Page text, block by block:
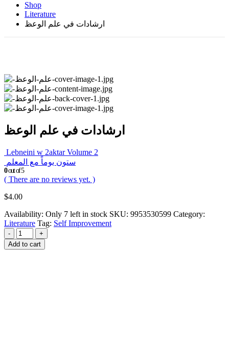
Shop
Literature
ارشادات في علم الوعظ
ارشادات في علم الوعظ
Lebneini w 2aktar Volume 2
ستون يوماً مع المعلم
0out of 5
( There are no reviews yet. )
$4.00
Availability: Only 7 left in stock SKU: 9953530599 Category:
Literature Tag: Self Improvement
-
+
Add to cart